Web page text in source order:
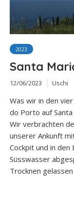
2023
Santa
12/06/2023 Uschi
Was wir in den
do Porto auf
Wir verbrachten
unserer Ankunft
Cockpit und in
Süsswasser
Trocknen